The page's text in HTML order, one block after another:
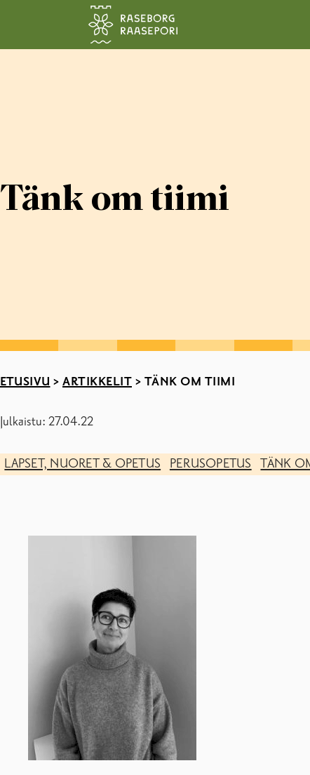
Tänk om tiimi
ETUSIVU > ARTIKKELIT > TÄNK OM TIIMI
Julkaistu: 27.04.22
LAPSET, NUORET & OPETUS PERUSOPETUS TÄNK